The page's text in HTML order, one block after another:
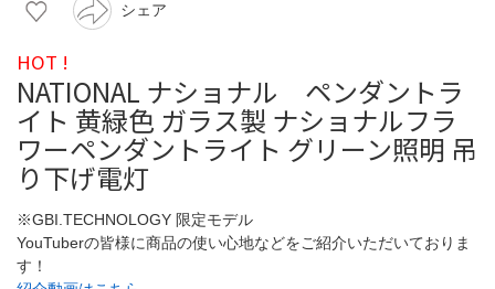
シェア
HOT !
NATIONAL ナショナル ペンダントラ
イト 黄緑色 ガラス製 ナショナルフラ
ワーペンダントライト グリーン照明 吊
り下げ電灯
※GBI.TECHNOLOGY 限定モデル
YouTuberの皆様に商品の使い心地などをご紹介いただいておりま
す！